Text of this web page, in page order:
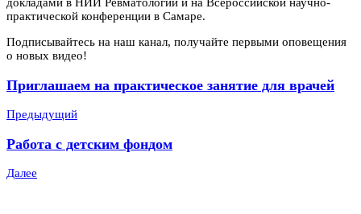
практической конференции в Самаре.
Подписывайтесь на наш канал, получайте первыми оповещения
о новых видео!
Приглашаем на практическое занятие для врачей
Предыдущий
Работа с детским фондом
Далее